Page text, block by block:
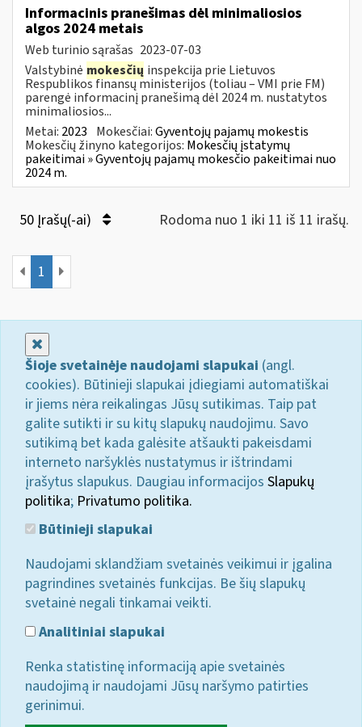
Informacinis pranešimas dėl minimaliosios
algos 2024 metais
Web turinio sąrašas 2023-07-03
Valstybinė mokesčių inspekcija prie Lietuvos
Respublikos finansų ministerijos (toliau – VMI prie FM)
parengė informacinį pranešimą dėl 2024 m. nustatytos
minimaliosios...
Metai: 2023 Mokesčiai:Gyventojų pajamų mokestis
Mokesčių žinyno kategorijos: Mokesčių įstatymų
pakeitimai » Gyventojų pajamų mokesčio pakeitimai nuo
2024 m.
50 Įrašų(-ai) Rodoma nuo 1 iki 11 iš 11 irašų.
1
Šioje svetainėje naudojami slapukai (angl.
cookies). Būtinieji slapukai įdiegiami automatiškai
ir jiems nėra reikalingas Jūsų sutikimas. Taip pat
galite sutikti ir su kitų slapukų naudojimu. Savo
sutikimą bet kada galėsite atšaukti pakeisdami
interneto naršyklės nustatymus ir ištrindami
įrašytus slapukus. Daugiau informacijos Slapukų
politika; Privatumo politika.
Būtinieji slapukai
Naudojami sklandžiam svetainės veikimui ir įgalina
pagrindines svetainės funkcijas. Be šių slapukų
svetainė negali tinkamai veikti.
Analitiniai slapukai
Renka statistinę informaciją apie svetainės
naudojimą ir naudojami Jūsų naršymo patirties
gerinimui.